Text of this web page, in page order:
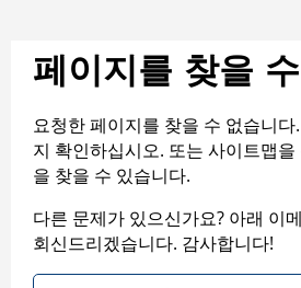
페이지를 찾을
요청한 페이지를 찾을 수 없습니
지 확인하십시오. 또는 사이트맵
을 찾을 수 있습니다.
다른 문제가 있으신가요? 아래 이
회신드리겠습니다. 감사합니다!